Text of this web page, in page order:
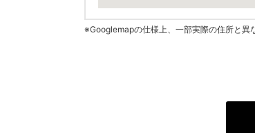
※Googlemapの仕様上、一部実際の住所と異